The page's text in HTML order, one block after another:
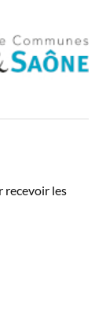
recevoir les